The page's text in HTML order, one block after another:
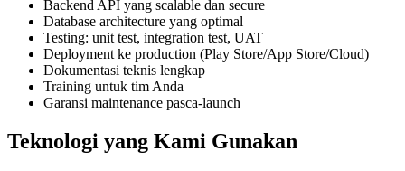
Backend API yang scalable dan secure
Database architecture yang optimal
Testing: unit test, integration test, UAT
Deployment ke production (Play Store/App Store/Cloud)
Dokumentasi teknis lengkap
Training untuk tim Anda
Garansi maintenance pasca-launch
Teknologi yang Kami Gunakan